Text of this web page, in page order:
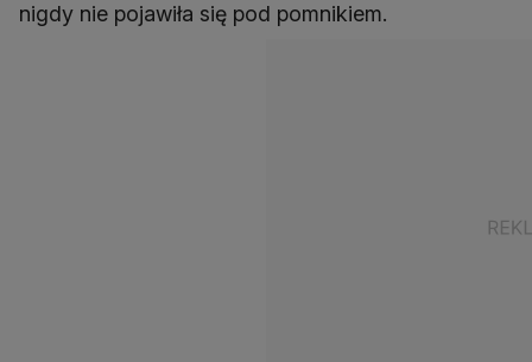
nigdy nie pojawiła się pod pomnikiem.